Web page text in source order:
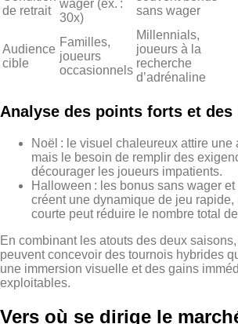
de retrait
wager (ex. :
30x)
sans wager
Audience
cible
Familles,
joueurs
occasionnels
Millennials,
joueurs à la
recherche
d’adrénaline
Analyse des points forts et
Noël : le visuel chaleureux attire une
mais le besoin de remplir des
décourager les joueurs impatients.
Halloween : les bonus sans wager
créent une dynamique de jeu
courte peut réduire le nombre total
En combinant les atouts des deux
peuvent concevoir des tournois hybrides
une immersion visuelle et des gains
exploitables.
Vers où se dirige le